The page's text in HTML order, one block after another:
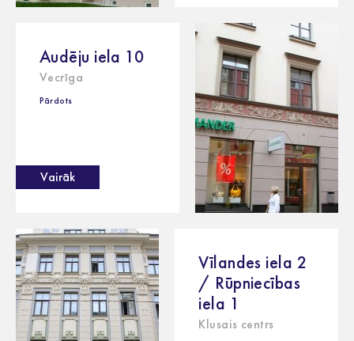
Audēju iela 10
Vecrīga
Pārdots
Vairāk
Vīlandes iela 2
/ Rūpniecības
iela 1
Klusais centrs